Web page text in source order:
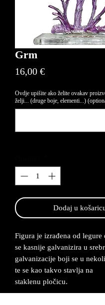
Grm
16,00 €Price
Ovdje upišite ako želite ovakav
želji... (druge boje, elementi...)
Dodaj u
Figura je izrađena od legure
se kasnije galvanizira u
galvanizacije boji se u
te se kao takvo stavlja na
staklenu pločicu.